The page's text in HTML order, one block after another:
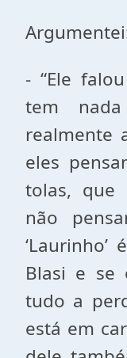
- “Ele
tem
realmente
eles
tolas, que
não
Blasi e se
tudo a
está em